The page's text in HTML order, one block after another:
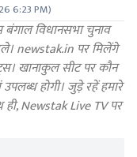
6:23 PM)
विधानसभा चुनाव
newstak.in पर मिलेंगे
खानाकुल सीट पर कौन
होगी। जुड़े रहें हमारे
Newstak Live TV पर